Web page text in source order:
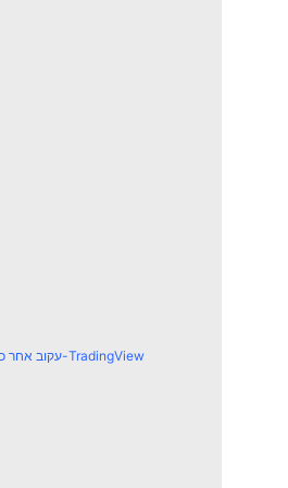
עקוב אחר כל השווקים ב-TradingView